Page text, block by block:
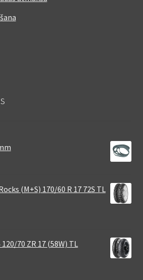
(M+S) 170/60 R 17 72S TL
70 ZR 17 (58W) TL